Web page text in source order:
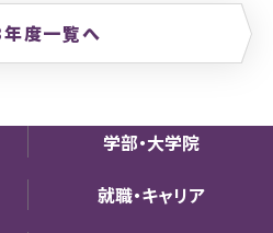
度一覧へ
学部・大学院
就職・キャリア